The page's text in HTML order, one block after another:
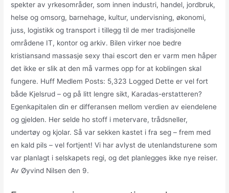
spekter av yrkesområder, som innen industri, handel, jordbruk,
helse og omsorg, barnehage, kultur, undervisning, økonomi,
juss, logistikk og transport i tillegg til de mer tradisjonelle
områdene IT, kontor og arkiv. Bilen virker noe bedre
kristiansand massasje sexy thai escort den er varm men håper
det ikke er slik at den må varmes opp for at koblingen skal
fungere. Huff Medlem Posts: 5,323 Logged Dette er vel fort
både Kjelsrud – og på litt lengre sikt, Karadas-erstatteren?
Egenkapitalen din er differansen mellom verdien av eiendelene
og gjelden. Her selde ho stoff i metervare, trådsneller,
undertøy og kjolar. Så var sekken kastet i fra seg – frem med
en kald pils – vel fortjent! Vi har avlyst de utenlandsturene som
var planlagt i selskapets regi, og det planlegges ikke nye reiser.
Av Øyvind Nilsen den 9.